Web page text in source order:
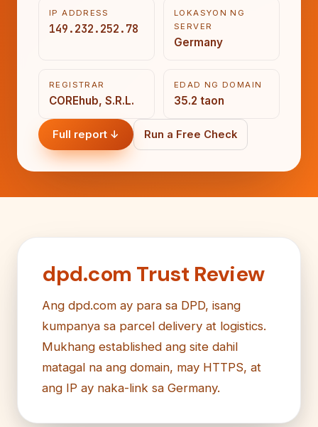
IP ADDRESS
149.232.252.78
LOKASYON NG
SERVER
Germany
REGISTRAR
COREhub, S.R.L.
EDAD NG DOMAIN
35.2 taon
Full report ↓ Run a Free Check
dpd.com Trust Review
Ang dpd.com ay para sa DPD, isang
kumpanya sa parcel delivery at logistics.
Mukhang established ang site dahil
matagal na ang domain, may HTTPS, at
ang IP ay naka-link sa Germany.